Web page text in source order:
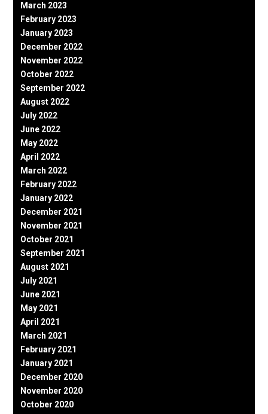
March 2023
February 2023
January 2023
December 2022
November 2022
October 2022
September 2022
August 2022
July 2022
June 2022
May 2022
April 2022
March 2022
February 2022
January 2022
December 2021
November 2021
October 2021
September 2021
August 2021
July 2021
June 2021
May 2021
April 2021
March 2021
February 2021
January 2021
December 2020
November 2020
October 2020